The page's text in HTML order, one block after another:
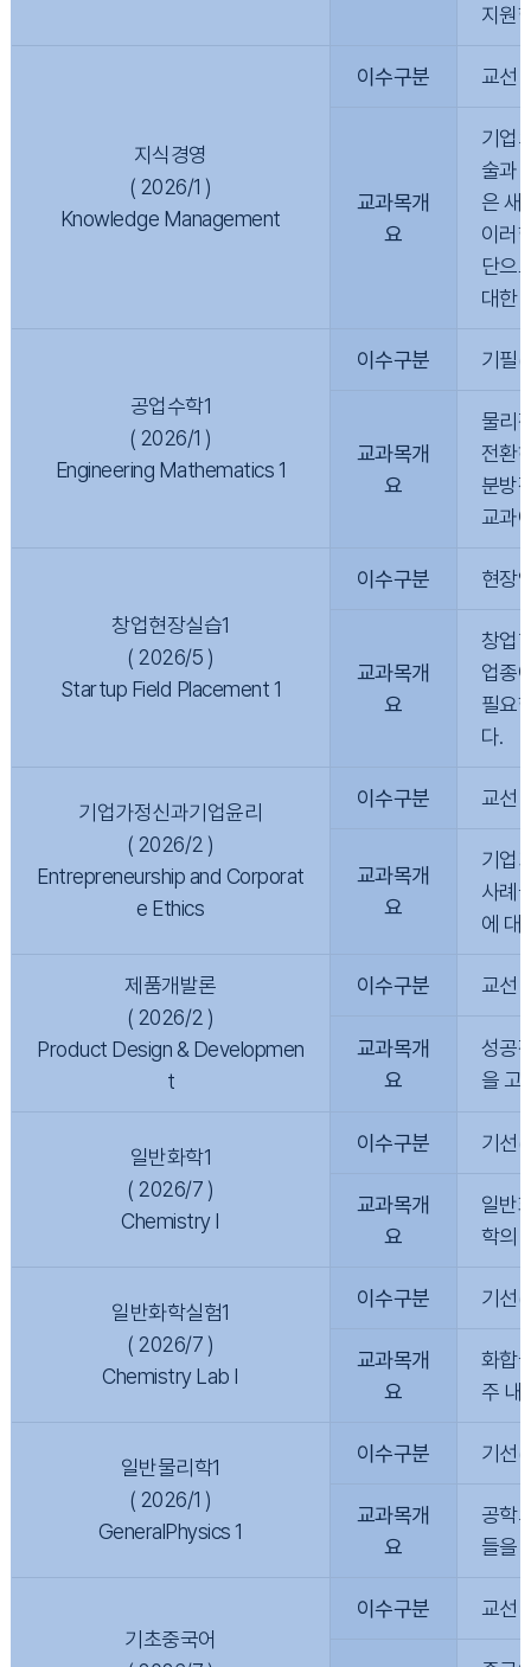
지원
지식경영
( 2026/1 )
Knowledge Management
이수구분 교선
교과목개
요
기업
술과
은 새
이러
단으
대한
공업수학1
( 2026/1 )
Engineering Mathematics 1
이수구분 기필(
교과목개
요
물리
전환
분방
교과
창업현장실습1
( 2026/5 )
Startup Field Placement 1
이수구분 현장
교과목개
요
창업
업종
필요
다.
기업가정신과기업윤리
( 2026/2 )
Entrepreneurship and Corporat
e Ethics
이수구분 교선
교과목개
요
기업
사례
에 대
제품개발론
( 2026/2 )
Product Design & Developmen
t
이수구분 교선
교과목개
요
성공
을 고
일반화학1
( 2026/7 )
Chemistry I
이수구분 기선(
교과목개
요
일반
학의
일반화학실험1
( 2026/7 )
Chemistry Lab I
이수구분 기선(
교과목개
요
화합
주 내
일반물리학1
( 2026/1 )
GeneralPhysics 1
이수구분 기선(
교과목개
요
공학
들을
기초중국어
이수구분 교선